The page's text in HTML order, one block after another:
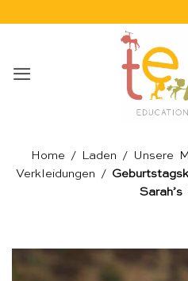
Home / Laden / Unsere
Verkleidungen /